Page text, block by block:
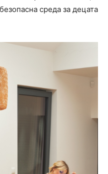
среда за децата